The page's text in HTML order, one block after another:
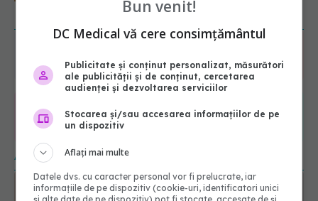
URMĂREȘTE-NE ȘI PE:
URMĂRITORI 6560
ABONAȚI
365 1401
ARTICOLE SIMILARE
Bun venit!
DC Medical vă cere consimțământul
Publicitate și conținut personalizat, măsurători
ale publicității și de conținut, cercetarea
audienței și dezvoltarea serviciilor
Stocarea și/sau accesarea informațiilor de pe
un dispozitiv
Aflați mai multe
Datele dvs. cu caracter personal vor fi prelucrate, iar
informațiile de pe dispozitiv (cookie-uri, identificatori unici